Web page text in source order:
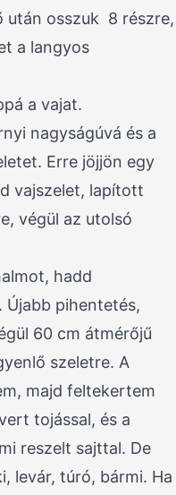
után osszuk 8 részre,
a langyos
a vajat.
nagyságúvá és a
Erre jöjjön egy
vajszelet, lapított
végül az utolsó
hadd
Újabb pihentetés,
60 cm átmérőjű
szeletre. A
majd feltekertem
tojással, és a
reszelt sajttal. De
levár, túró, bármi. Ha